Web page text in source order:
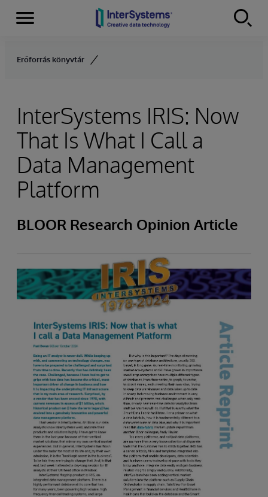
Skip to content
Menu
Erőforrás könyvtár
InterSystems IRIS: Now
That Is What I Call a
Data Management
Platform
BLOOR Research Opinion Article